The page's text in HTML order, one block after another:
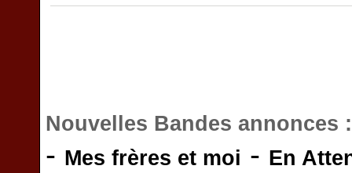
Nouvelles Bandes annonces
- Mes frères et moi - En